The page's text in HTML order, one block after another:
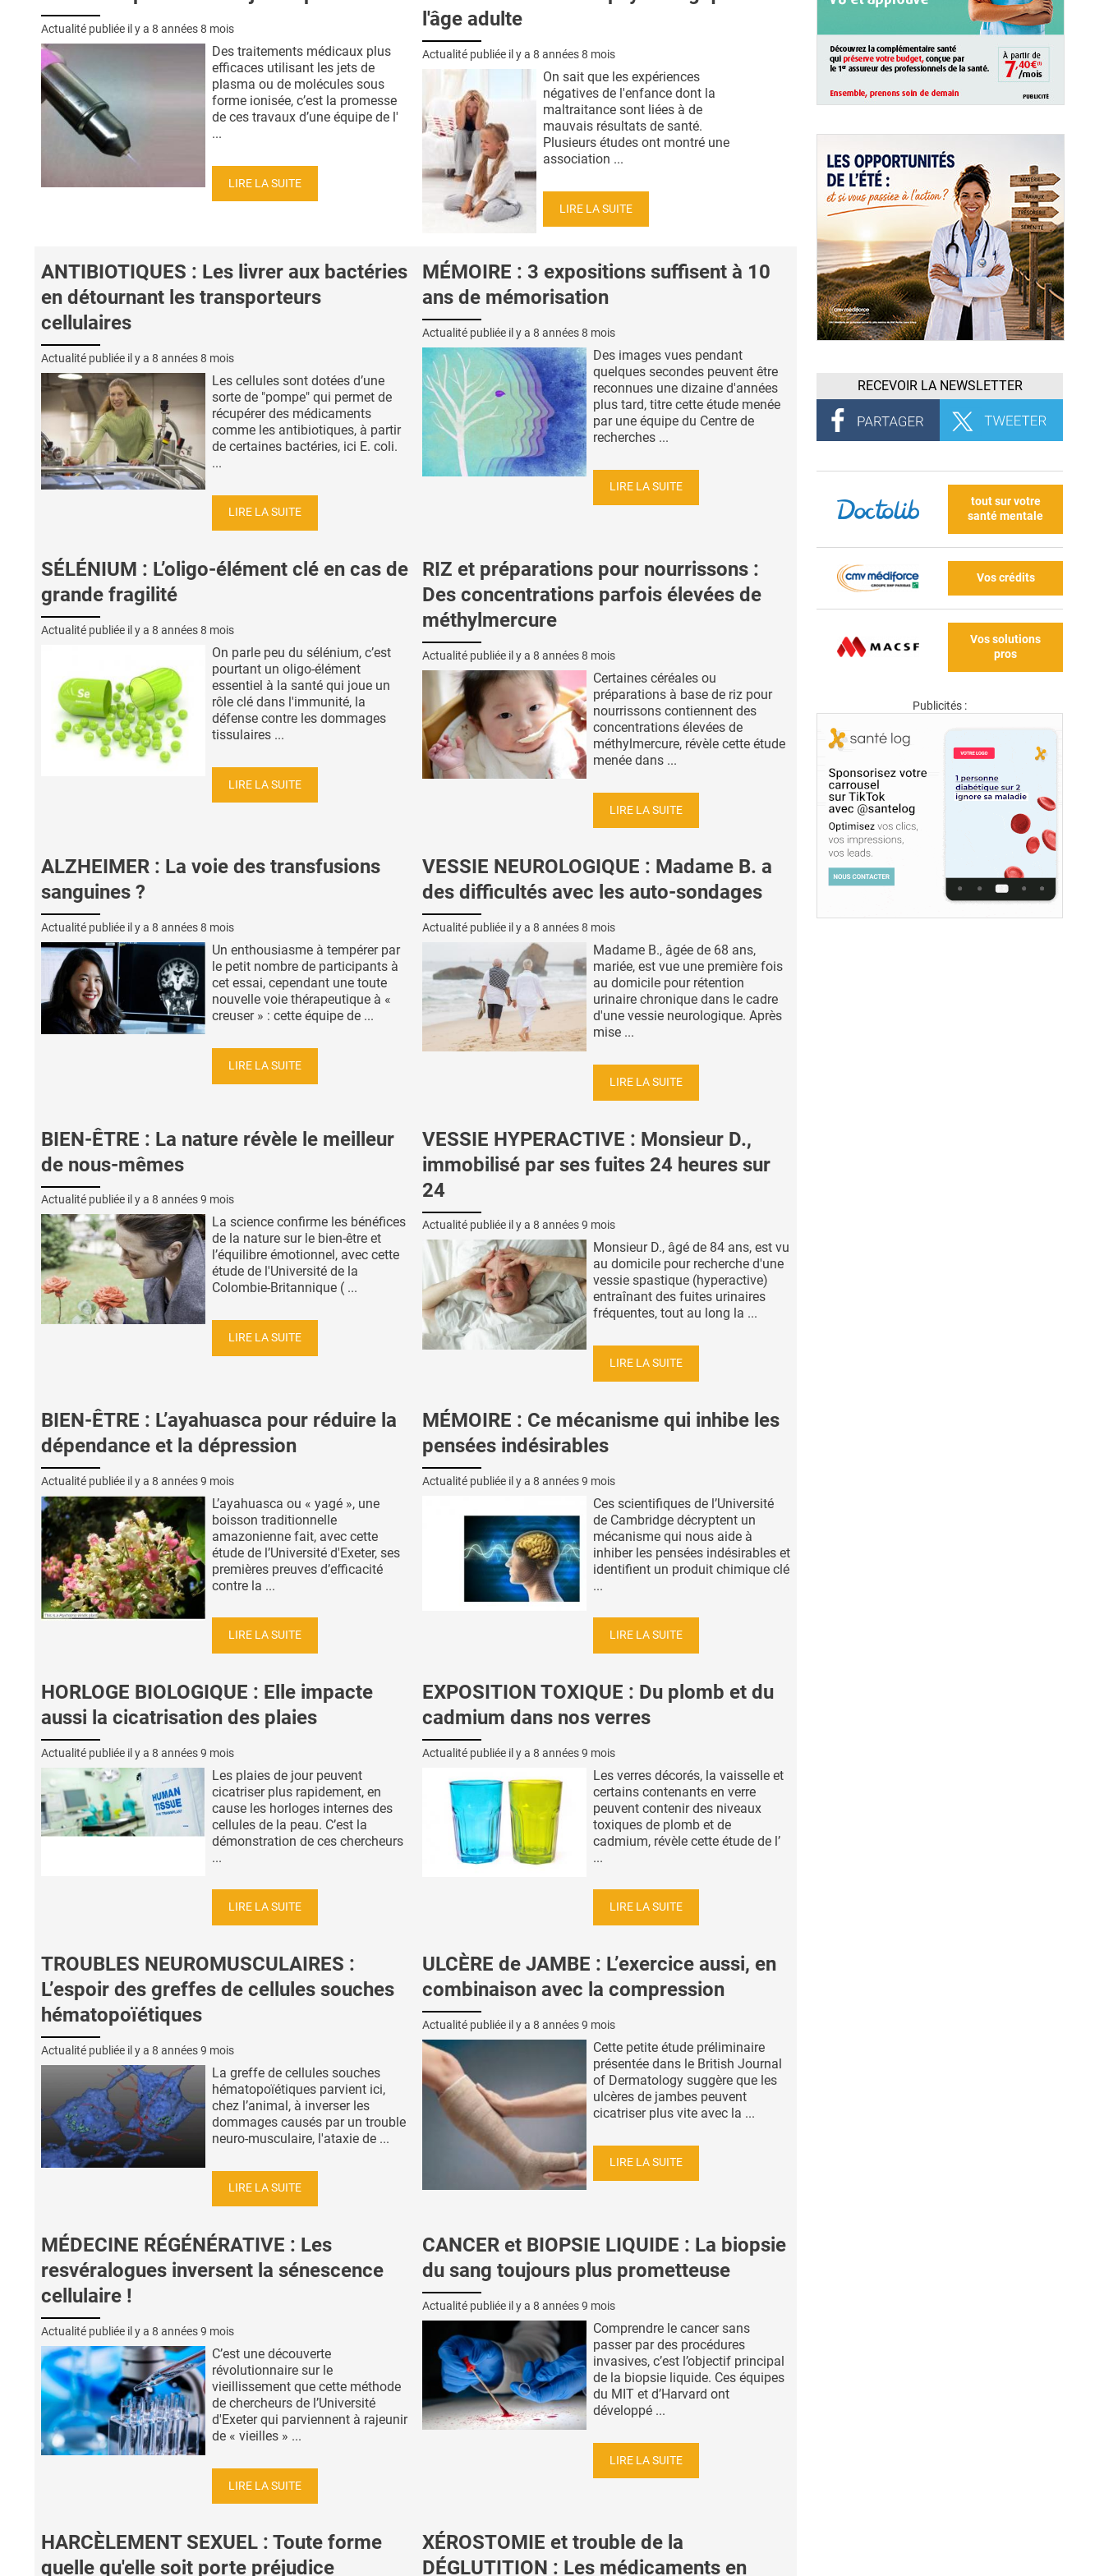
Actualité publiée il y a 8 années 8 mois
Des traitements médicaux plus
efficaces utilisant les jets de
plasma ou de molécules sous
forme ionisée, c’est la promesse
de ces travaux d’une équipe de l'
...
LIRE LA SUITE
l'âge adulte
Actualité publiée il y a 8 années 8 mois
On sait que les expériences
négatives de l'enfance dont la
maltraitance sont liées à de
mauvais résultats de santé.
Plusieurs études ont montré une
association ...
LIRE LA SUITE
ANTIBIOTIQUES : Les livrer aux bactéries
en détournant les transporteurs
cellulaires
Actualité publiée il y a 8 années 8 mois
Les cellules sont dotées d’une
sorte de "pompe" qui permet de
récupérer des médicaments
comme les antibiotiques, à partir
de certaines bactéries, ici E. coli.
...
LIRE LA SUITE
MÉMOIRE : 3 expositions suffisent à 10
ans de mémorisation
Actualité publiée il y a 8 années 8 mois
Des images vues pendant
quelques secondes peuvent être
reconnues une dizaine d'années
plus tard, titre cette étude menée
par une équipe du Centre de
recherches ...
LIRE LA SUITE
SÉLÉNIUM : L’oligo-élément clé en cas de
grande fragilité
Actualité publiée il y a 8 années 8 mois
On parle peu du sélénium, c’est
pourtant un oligo-élément
essentiel à la santé qui joue un
rôle clé dans l'immunité, la
défense contre les dommages
tissulaires ...
LIRE LA SUITE
RIZ et préparations pour nourrissons :
Des concentrations parfois élevées de
méthylmercure
Actualité publiée il y a 8 années 8 mois
Certaines céréales ou
préparations à base de riz pour
nourrissons contiennent des
concentrations élevées de
méthylmercure, révèle cette étude
menée dans ...
LIRE LA SUITE
ALZHEIMER : La voie des transfusions
sanguines ?
Actualité publiée il y a 8 années 8 mois
Un enthousiasme à tempérer par
le petit nombre de participants à
cet essai, cependant une toute
nouvelle voie thérapeutique à «
creuser » : cette équipe de ...
LIRE LA SUITE
VESSIE NEUROLOGIQUE : Madame B. a
des difficultés avec les auto-sondages
Actualité publiée il y a 8 années 8 mois
Madame B., âgée de 68 ans,
mariée, est vue une première fois
au domicile pour rétention
urinaire chronique dans le cadre
d'une vessie neurologique. Après
mise ...
LIRE LA SUITE
BIEN-ÊTRE : La nature révèle le meilleur
de nous-mêmes
Actualité publiée il y a 8 années 9 mois
La science confirme les bénéfices
de la nature sur le bien-être et
l’équilibre émotionnel, avec cette
étude de l'Université de la
Colombie-Britannique ( ...
LIRE LA SUITE
VESSIE HYPERACTIVE : Monsieur D.,
immobilisé par ses fuites 24 heures sur
24
Actualité publiée il y a 8 années 9 mois
Monsieur D., âgé de 84 ans, est vu
au domicile pour recherche d'une
vessie spastique (hyperactive)
entraînant des fuites urinaires
fréquentes, tout au long la ...
LIRE LA SUITE
BIEN-ÊTRE : L’ayahuasca pour réduire la
dépendance et la dépression
Actualité publiée il y a 8 années 9 mois
L’ayahuasca ou « yagé », une
boisson traditionnelle
amazonienne fait, avec cette
étude de l’Université d'Exeter, ses
premières preuves d’efficacité
contre la ...
LIRE LA SUITE
MÉMOIRE : Ce mécanisme qui inhibe les
pensées indésirables
Actualité publiée il y a 8 années 9 mois
Ces scientifiques de l’Université
de Cambridge décryptent un
mécanisme qui nous aide à
inhiber les pensées indésirables et
identifient un produit chimique clé
...
LIRE LA SUITE
HORLOGE BIOLOGIQUE : Elle impacte
aussi la cicatrisation des plaies
Actualité publiée il y a 8 années 9 mois
Les plaies de jour peuvent
cicatriser plus rapidement, en
cause les horloges internes des
cellules de la peau. C’est la
démonstration de ces chercheurs
...
LIRE LA SUITE
EXPOSITION TOXIQUE : Du plomb et du
cadmium dans nos verres
Actualité publiée il y a 8 années 9 mois
Les verres décorés, la vaisselle et
certains contenants en verre
peuvent contenir des niveaux
toxiques de plomb et de
cadmium, révèle cette étude de l’
...
LIRE LA SUITE
TROUBLES NEUROMUSCULAIRES :
L’espoir des greffes de cellules souches
hématopoïétiques
Actualité publiée il y a 8 années 9 mois
La greffe de cellules souches
hématopoïétiques parvient ici,
chez l’animal, à inverser les
dommages causés par un trouble
neuro-musculaire, l'ataxie de ...
LIRE LA SUITE
ULCÈRE de JAMBE : L’exercice aussi, en
combinaison avec la compression
Actualité publiée il y a 8 années 9 mois
Cette petite étude préliminaire
présentée dans le British Journal
of Dermatology suggère que les
ulcères de jambes peuvent
cicatriser plus vite avec la ...
LIRE LA SUITE
MÉDECINE RÉGÉNÉRATIVE : Les
resvéralogues inversent la sénescence
cellulaire !
Actualité publiée il y a 8 années 9 mois
C’est une découverte
révolutionnaire sur le
vieillissement que cette méthode
de chercheurs de l’Université
d'Exeter qui parviennent à rajeunir
de « vieilles » ...
LIRE LA SUITE
CANCER et BIOPSIE LIQUIDE : La biopsie
du sang toujours plus prometteuse
Actualité publiée il y a 8 années 9 mois
Comprendre le cancer sans
passer par des procédures
invasives, c’est l’objectif principal
de la biopsie liquide. Ces équipes
du MIT et d’Harvard ont
développé ...
LIRE LA SUITE
HARCÈLEMENT SEXUEL : Toute forme
quelle qu'elle soit porte préjudice
XÉROSTOMIE et trouble de la
DÉGLUTITION : Les médicaments en
RECEVOIR LA NEWSLETTER
tout sur votre
santé mentale
Vos crédits
Vos solutions
pros
Publicités :